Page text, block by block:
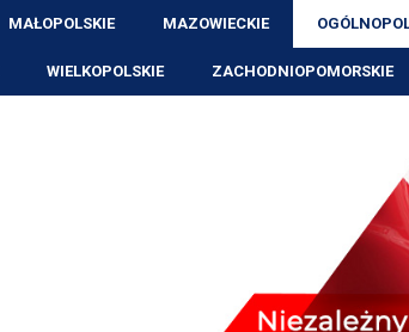
MAŁOPOLSKIE MAZOWIECKIE
WIELKOPOLSKIE ZACHODNIOPOMORSKIE